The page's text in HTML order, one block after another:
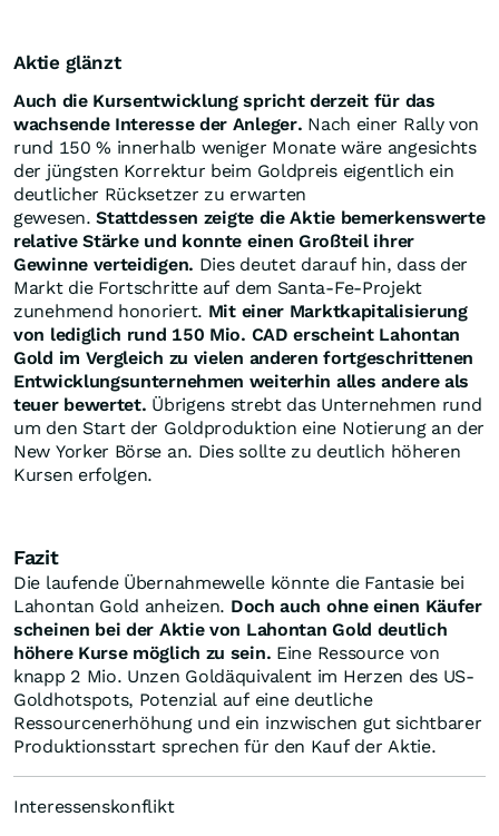
Aktie glänzt
Auch die Kursentwicklung spricht derzeit für das
wachsende Interesse der Anleger. Nach einer Rally von
rund 150 % innerhalb weniger Monate wäre angesichts
der jüngsten Korrektur beim Goldpreis eigentlich ein
deutlicher Rücksetzer zu erwarten
gewesen.Stattdessen zeigte die Aktie bemerkenswerte
relative Stärke und konnte einen Großteil ihrer
Gewinne verteidigen. Dies deutet darauf hin, dass der
Markt die Fortschritte auf dem Santa-Fe-Projekt
zunehmend honoriert. Mit einer Marktkapitalisierung
von lediglich rund 150 Mio. CAD erscheint Lahontan
Gold im Vergleich zu vielen anderen fortgeschrittenen
Entwicklungsunternehmen weiterhin alles andere als
teuer bewertet. Übrigens strebt das Unternehmen rund
um den Start der Goldproduktion eine Notierung an der
New Yorker Börse an. Dies sollte zu deutlich höheren
Kursen erfolgen.
Fazit
Die laufende Übernahmewelle könnte die Fantasie bei
Lahontan Gold anheizen. Doch auch ohne einen Käufer
scheinen bei der Aktie von Lahontan Gold deutlich
höhere Kurse möglich zu sein. Eine Ressource von
knapp 2 Mio. Unzen Goldäquivalent im Herzen des US-
Goldhotspots, Potenzial auf eine deutliche
Ressourcenerhöhung und ein inzwischen gut sichtbarer
Produktionsstart sprechen für den Kauf der Aktie.
Interessenskonflikt